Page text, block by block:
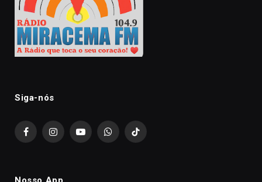
Siga-nós
FacebookInstagramYouTubeWhatsAppTikTok